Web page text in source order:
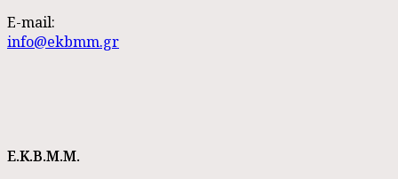
E-mail:
info@ekbmm.gr
E.K.B.M.M.